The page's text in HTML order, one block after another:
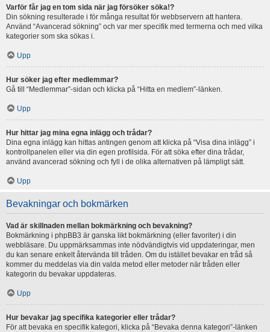
Varför får jag en tom sida när jag försöker söka!?
Din sökning resulterade i för många resultat för webbservern att hantera.
Använd “Avancerad sökning” och var mer specifik med termerna och med vilka
kategorier som ska sökas i.
Upp
Hur söker jag efter medlemmar?
Gå till “Medlemmar”-sidan och klicka på “Hitta en medlem”-länken.
Upp
Hur hittar jag mina egna inlägg och trådar?
Dina egna inlägg kan hittas antingen genom att klicka på “Visa dina inlägg” i
kontrollpanelen eller via din egen profilsida. För att söka efter dina trådar,
använd avancerad sökning och fyll i de olika alternativen på lämpligt sätt.
Upp
Bevakningar och bokmärken
Vad är skillnaden mellan bokmärkning och bevakning?
Bokmärkning i phpBB3 är ganska likt bokmärkning (eller favoriter) i din
webbläsare. Du uppmärksammas inte nödvändigtvis vid uppdateringar, men
du kan senare enkelt återvända till tråden. Om du istället bevakar en tråd så
kommer du meddelas via din valda metod eller metoder när tråden eller
kategorin du bevakar uppdateras.
Upp
Hur bevakar jag specifika kategorier eller trådar?
För att bevaka en specifik kategori, klicka på “Bevaka denna kategori”-länken